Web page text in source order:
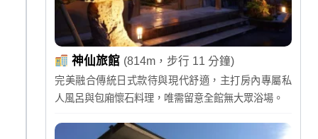
神仙旅館 (814m，步行 11 分鐘)
完美融合傳統日式款待與現代舒適，主打房內專屬私
人風呂與包廂懷石料理，唯需留意全館無大眾浴場。